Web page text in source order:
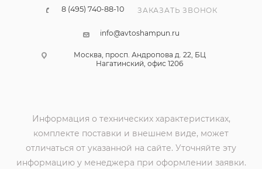
8 (495) 740-88-10 ЗАКАЗАТЬ ЗВОНОК
info@avtoshampun.ru
Москва, просп. Андропова д. 22, БЦ
Нагатинский, офис 1206
Информация о технических характеристиках,
комплекте поставки и внешнем виде, может
отличаться от указанной на сайте. Уточняйте эту
информацию у менеджера при оформлении заявки.